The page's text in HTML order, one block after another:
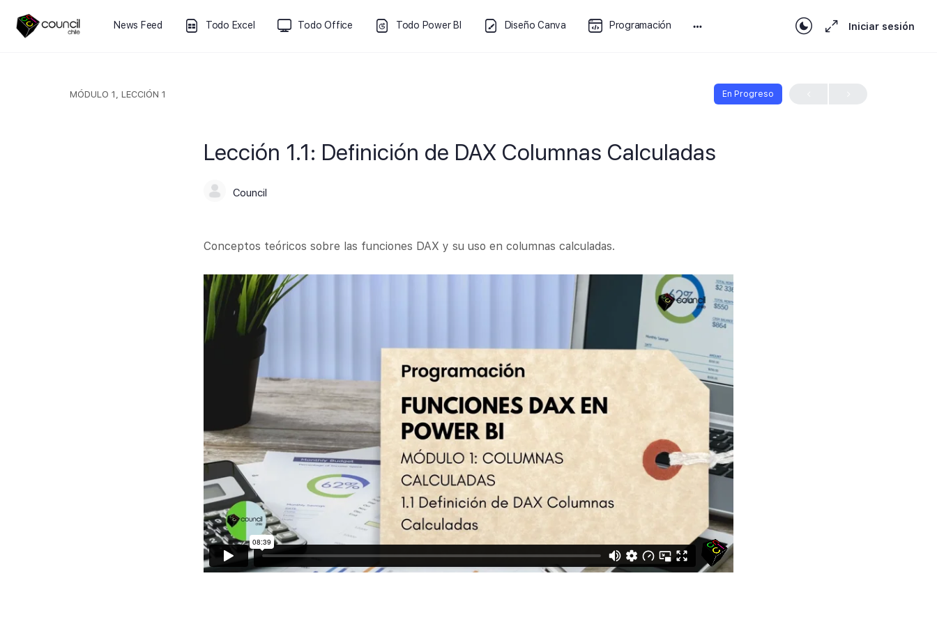
News Feed Todo Excel Todo Office Todo Power BI Diseño Canva Programación Iniciar sesión
MÓDULO 1, LECCIÓN 1 En Progreso
Lección 1.1: Definición de DAX Columnas Calculadas
Council
Conceptos teóricos sobre las funciones DAX y su uso en columnas calculadas.